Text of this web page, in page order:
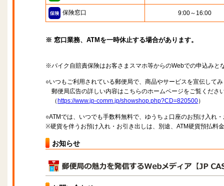
保険窓口 9:00～16:00
※ 窓口業務、ATMを一時休止する場合があります。
※バイク自賠責保険はお客さまスマホ等からのWebでの申込みと
○いつもご利用されている郵便局で、商品やサービスを宣伝して
郵便局広告の詳しい内容はこちらのホームページをご覧くださ
（ https://www.jp-comm.jp/showshop.php?CD=820500）
○ATMでは、いつでも手数料無料で、ゆうちょ口座のお預け入れ
※硬貨を伴うお預け入れ・お引き出しは、別途、ATM硬貨預払料
お知らせ